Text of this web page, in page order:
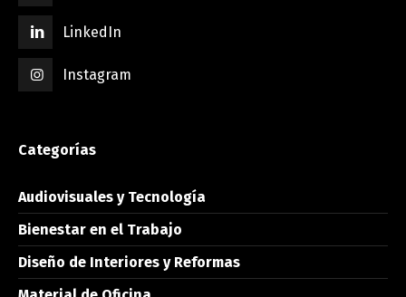
LinkedIn
Instagram
Categorías
Audiovisuales y Tecnología
Bienestar en el Trabajo
Diseño de Interiores y Reformas